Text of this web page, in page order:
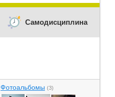
Самодисциплина
Фотоальбомы (3)